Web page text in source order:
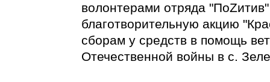
волонтерами отряда
благотворительную акцию
сборам у средств в помощь
Отечественной войны в с.